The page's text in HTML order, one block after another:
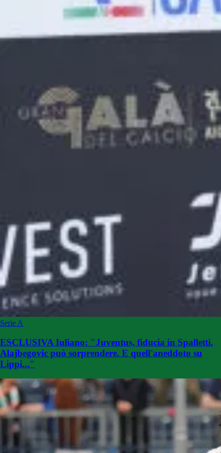
Serie A
ESCLUSIVA Iuliano: "Juventus, fiducia in Spalletti.
Alajbegovic può sorprendere. E quell'aneddoto su
Lippi..."